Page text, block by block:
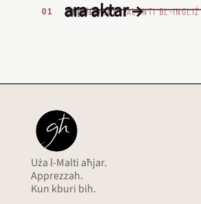
L‑EQREB EKWIVALENTI BL‑INGLIŻ
ekwi-en
ekwi-en-2
ara aktar →
Uża l-Malti aħjar.
Apprezzah.
Kun kburi bih.